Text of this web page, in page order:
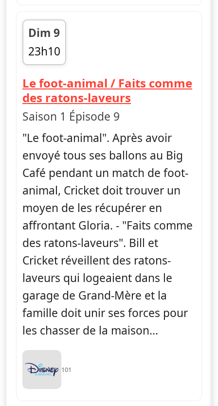
Dim 9
23h10
fin 23h35
Le foot-animal / Faits comme
des ratons-laveurs
Saison 1 Épisode 9
"Le foot-animal". Après avoir
envoyé tous ses ballons au Big
Café pendant un match de foot-
animal, Cricket doit trouver un
moyen de les récupérer en
affrontant Gloria. - "Faits comme
des ratons-laveurs". Bill et
Cricket réveillent des ratons-
laveurs qui logeaient dans le
garage de Grand-Mère et la
famille doit unir ses forces pour
les chasser de la maison...
101